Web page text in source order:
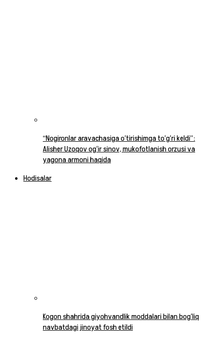
“Nogironlar aravachasiga o‘tirishimga to‘g‘ri keldi”:
Alisher Uzoqov og‘ir sinov, mukofotlanish orzusi va
yagona armoni haqida
Hodisalar
Kogon shahrida giyohvandlik moddalari bilan bog‘liq
navbatdagi jinoyat fosh etildi